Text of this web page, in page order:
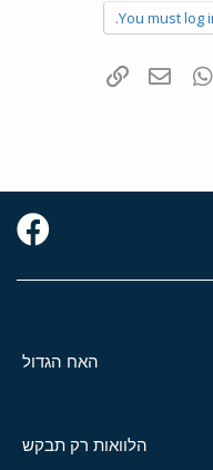
You must log
WhatsAppדואר אלקטרוני
האח הגדול
הלוואות רק תבקש